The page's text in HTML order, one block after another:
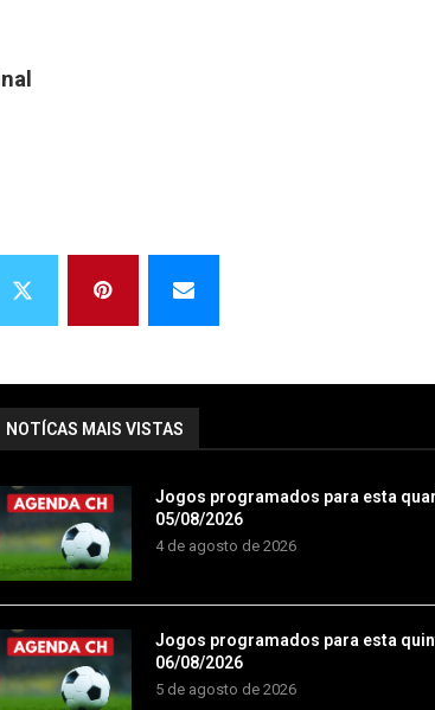
NOTÍCAS MAIS VISTAS
Jogos programados para esta
05/08/2026
4 de agosto de 2026
Jogos programados para esta
06/08/2026
5 de agosto de 2026